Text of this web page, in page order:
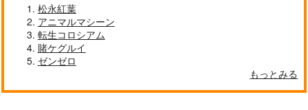
松永紅葉
アニマルマシーン
転生コロシアム
賭ケグルイ
ゼンゼロ
もっとみる